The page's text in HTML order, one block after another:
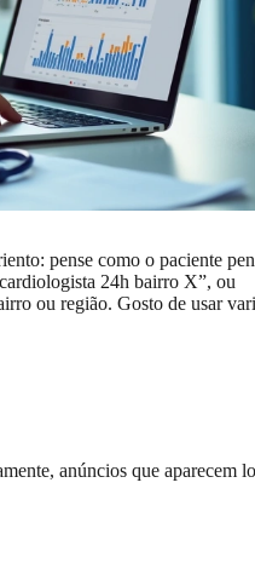
pense como o paciente
24h bairro X”, ou
ou região. Gosto de usar
anúncios que aparecem